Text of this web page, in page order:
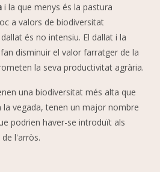
i la que menys és la pastura
a valors de biodiversitat
és no intensiu. El dallat i la
disminuir el valor farratger de la
la seva productivitat agrària.
una biodiversitat més alta que
la vegada, tenen un major nombre
podrien haver-se introduït als
l'arròs.